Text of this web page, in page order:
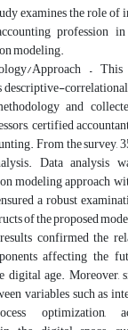
examines the role
profession
modeling.
Approach –
descriptive-
and
certified
From the survey,
Data analysis
modeling approach
a robust
of the proposed
confirmed the
affecting the
digital age. Moreover,
variables such as
optimization,